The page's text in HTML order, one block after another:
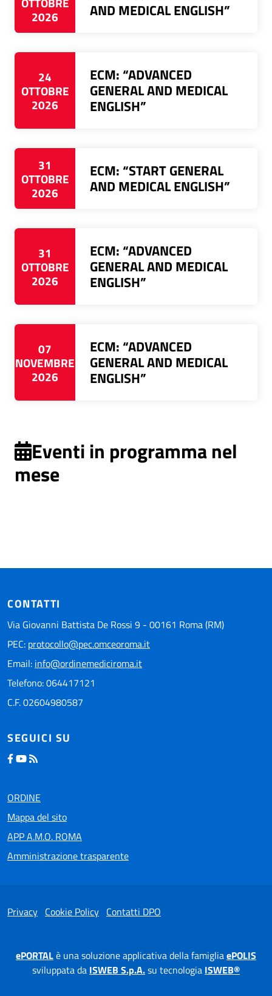
2026 AND MEDICAL ENGLISH”
24
OTTOBRE
2026
ECM: “ADVANCED
GENERAL AND MEDICAL
ENGLISH”
31
OTTOBRE
2026
ECM: “START GENERAL
AND MEDICAL ENGLISH”
31
OTTOBRE
2026
ECM: “ADVANCED
GENERAL AND MEDICAL
ENGLISH”
07
NOVEMBRE
2026
ECM: “ADVANCED
GENERAL AND MEDICAL
ENGLISH”
Eventi in programma nel
mese
CONTATTI
Via Giovanni Battista De Rossi 9 - 00161 Roma (RM)
PEC: protocollo@pec.omceoroma.it
Email: info@ordinemediciroma.it
Telefono: 064417121
C.F. 02604980587
SEGUICI SU
ORDINE
Mappa del sito
APP A.M.O. ROMA
Amministrazione trasparente
Privacy Cookie Policy Contatti DPO
ePORTALè una soluzione applicativa della famigliaePOLIS
sviluppata da ISWEB S.p.A.su tecnologia ISWEB®